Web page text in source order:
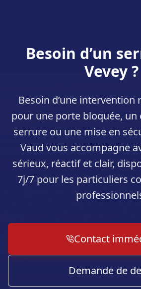
Besoin d’un
Vevey?
Besoin d’une intervention
pour une porte bloquée, un
serrure ou une mise en
Vaud vous accompagne
sérieux, réactif et clair,
7j/7 pour les particuliers
Contact
Demande de